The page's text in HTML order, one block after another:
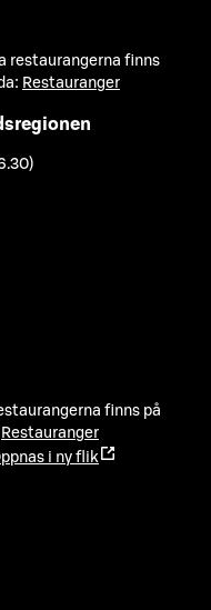
restaurangerna finns
Restauranger
finns på
Restauranger
i ny flik